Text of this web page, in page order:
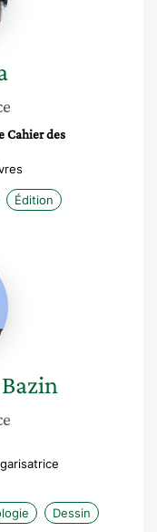
Cahier des
Édition
Dessin